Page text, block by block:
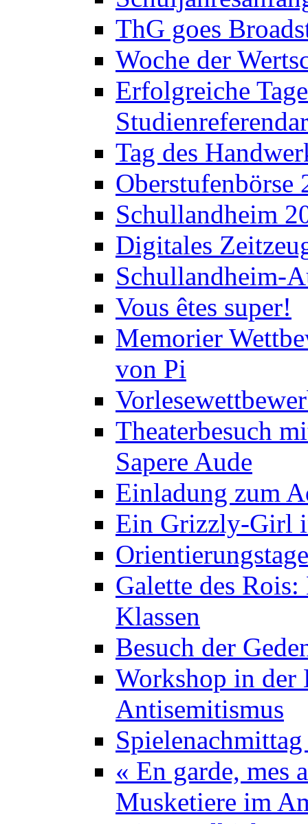
ThG goes
Woche der
Erfolgreiche
Tag des
Oberstufenbörse
Schullandheim
Digitales
Schullandheim-
Vous êtes super!
Memorier
von Pi
Theaterbesuch
Sapere Aude
Einladung zum
Ein Grizzly-Girl
Galette des
Klassen
Besuch der
Workshop in der
Antisemitismus
« En garde, mes
Musketiere im